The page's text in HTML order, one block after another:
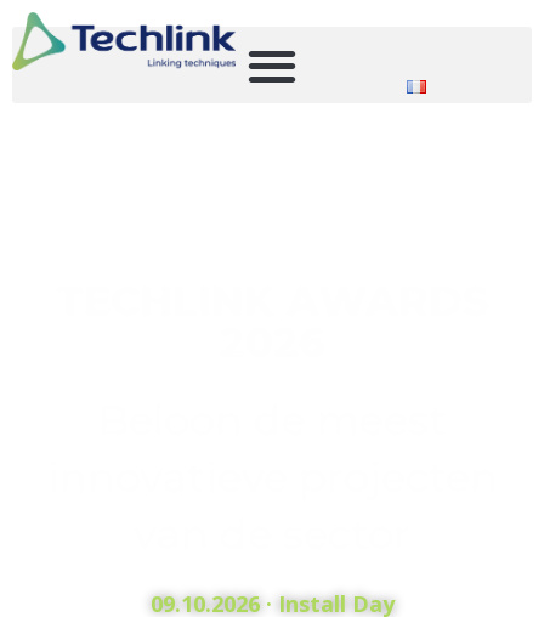
09.10.2026 · Install Day